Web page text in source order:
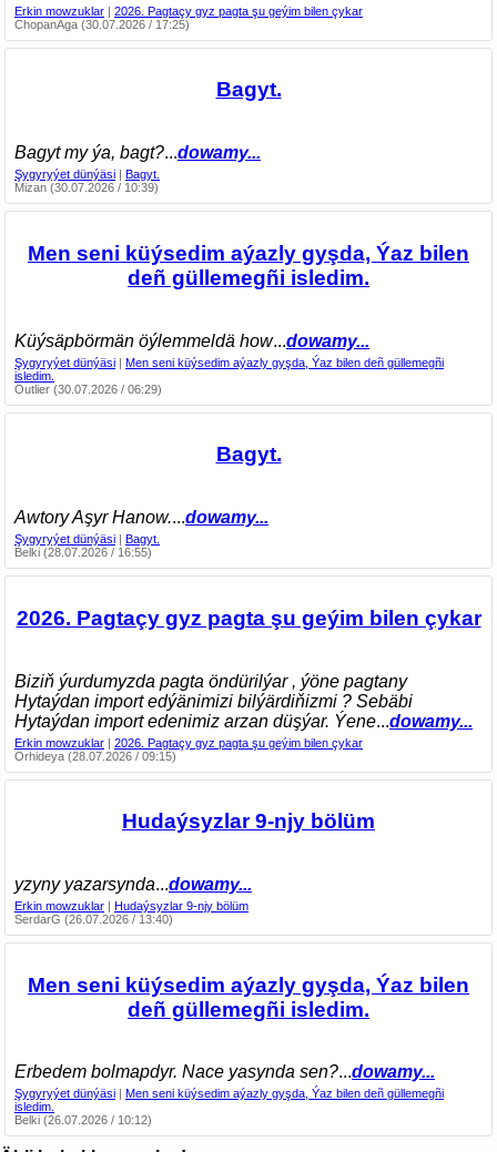
Erkin mowzuklar | 2026. Pagtaçy gyz pagta şu geýim bilen çykar
ChopanAga (30.07.2026 / 17:25)
Bagyt.
Bagyt my ýa, bagt?...dowamy...
Şygyryýet dünýäsi | Bagyt.
Mizan (30.07.2026 / 10:39)
Men seni küýsedim aýazly gyşda, Ýaz bilen
deñ güllemegñi isledim.
Küýsäpbörmän öýlemmeldä how...dowamy...
Şygyryýet dünýäsi | Men seni küýsedim aýazly gyşda, Ýaz bilen deñ güllemegñi
isledim.
Outlier (30.07.2026 / 06:29)
Bagyt.
Awtory Aşyr Hanow....dowamy...
Şygyryýet dünýäsi | Bagyt.
Belki (28.07.2026 / 16:55)
2026. Pagtaçy gyz pagta şu geýim bilen çykar
Biziň ýurdumyzda pagta öndürilýar , ýöne pagtany
Hytaýdan import edýänimizi bilýärdiňizmi ? Sebäbi
Hytaýdan import edenimiz arzan düşýar. Ýene...dowamy...
Erkin mowzuklar | 2026. Pagtaçy gyz pagta şu geýim bilen çykar
Orhideya (28.07.2026 / 09:15)
Hudaýsyzlar 9-njy bölüm
yzyny yazarsynda...dowamy...
Erkin mowzuklar | Hudaýsyzlar 9-njy bölüm
SerdarG (26.07.2026 / 13:40)
Men seni küýsedim aýazly gyşda, Ýaz bilen
deñ güllemegñi isledim.
Erbedem bolmapdyr. Nace yasynda sen?...dowamy...
Şygyryýet dünýäsi
Men seni küýsedim aýazly gyşda, Ýaz bilen deñ güllemegñi
isledim.
Belki (26.07.2026 / 10:12)